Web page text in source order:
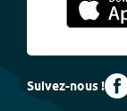
Suivez-nous !